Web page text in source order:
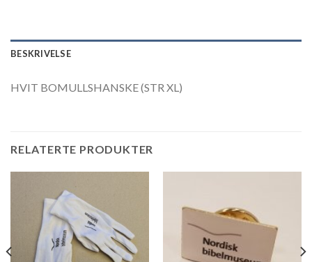
BESKRIVELSE
HVIT BOMULLSHANSKE (STR XL)
RELATERTE PRODUKTER